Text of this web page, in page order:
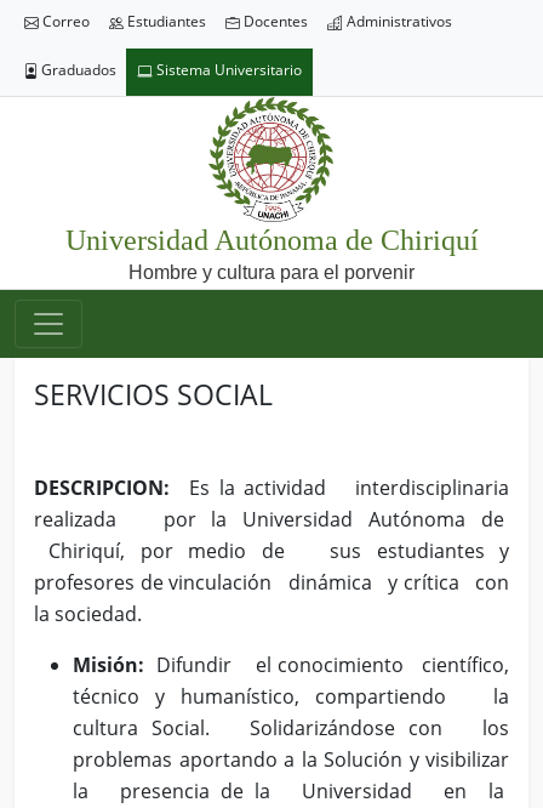
Correo Estudiantes Docentes Administrativos
Graduados Sistema Universitario
Universidad Autónoma de Chiriquí
Hombre y cultura para el porvenir
SERVICIOS SOCIAL
DESCRIPCION: Es la actividad interdisciplinaria
realizada por la Universidad Autónoma de
Chiriquí, por medio de sus estudiantes y
profesores de vinculación dinámica y crítica con
la sociedad.
Misión: Difundir el conocimiento científico,
técnico y humanístico, compartiendo la
cultura Social. Solidarizándose con los
problemas aportando a la Solución y visibilizar
la presencia de la Universidad en la